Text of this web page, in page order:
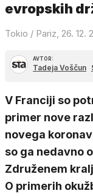
evropskih
Tokio / Pariz, 26. 12.
AVTOR:
Tadeja Voščun
V Franciji so
primer nove
novega
so ga nedavno
Združenem
O primerih